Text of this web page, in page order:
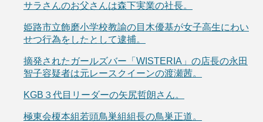
サラさんのお父さんは森下実業の社長。
姫路市立飾磨小学校教諭の目木優基が女子高生にわい
せつ行為をしたとして逮捕。
摘発されたガールズバー「WISTERIA」の店長の永田
智子容疑者は元レースクイーンの渡瀬茜。
KGB３代目リーダーの矢尻哲朗さん。
極東会榎本組若頭鳥巣組組長の鳥巣正道。